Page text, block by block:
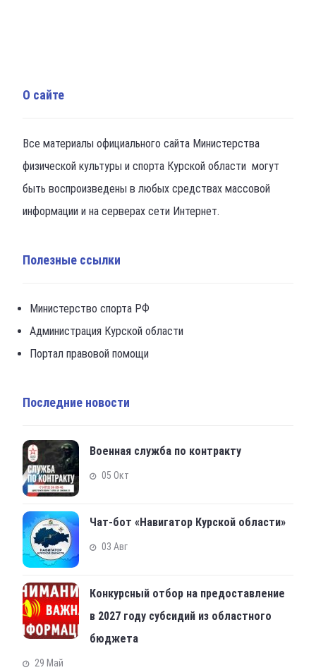
О сайте
Все материалы официального сайта Министерства
физической культуры и спорта Курской области могут
быть воспроизведены в любых средствах массовой
информации и на серверах сети Интернет.
Полезные ссылки
Министерство спорта РФ
Администрация Курской области
Портал правовой помощи
Последние новости
Военная служба по контракту
05 Окт
Чат-бот «Навигатор Курской области»
03 Авг
Конкурсный отбор на предоставление
в 2027 году субсидий из областного
бюджета
29 Май